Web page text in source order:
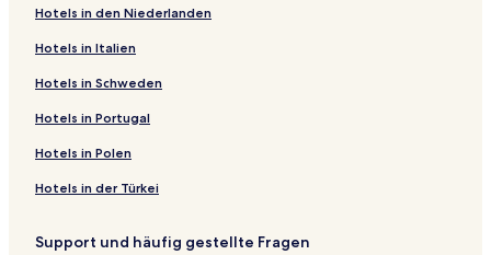
Hotels in den Niederlanden
Hotels in Italien
Hotels in Schweden
Hotels in Portugal
Hotels in Polen
Hotels in der Türkei
Support und häufig gestellte Fragen